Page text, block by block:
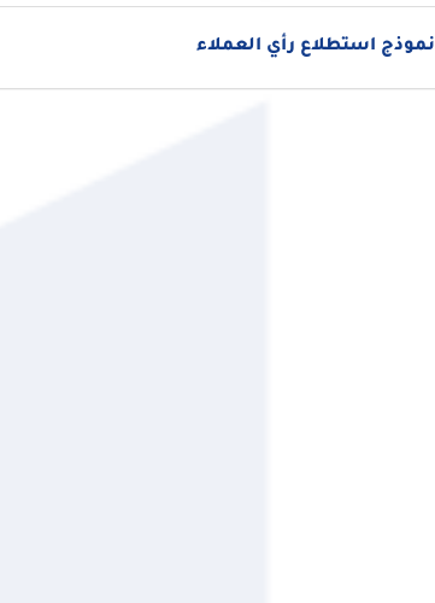
نموذج استطلاع رأي العملاء